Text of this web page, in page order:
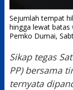
Sejumlah tempat
hingga lewat batas
Pemko Dumai,
Sikap tegas
PP) bersama
ternyata